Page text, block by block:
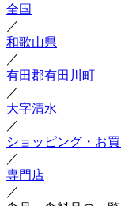
全国
／
和歌山県
／
有田郡有田川町
／
大字清水
／
ショッピング・お
／
専門店
／